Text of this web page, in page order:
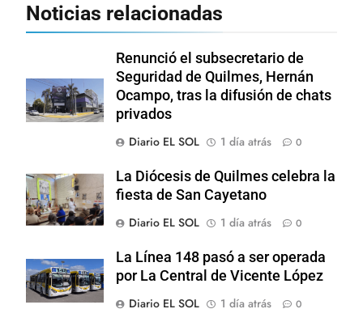
Noticias relacionadas
Renunció el subsecretario de
Seguridad de Quilmes, Hernán
Ocampo, tras la difusión de chats
privados
Diario EL SOL
1 día atrás 0
La Diócesis de Quilmes celebra la
fiesta de San Cayetano
Diario EL SOL
1 día atrás 0
La Línea 148 pasó a ser operada
por La Central de Vicente López
Diario EL SOL
1 día atrás 0